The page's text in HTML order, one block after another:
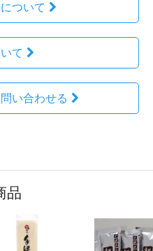
ついて
て
い合わせる
品